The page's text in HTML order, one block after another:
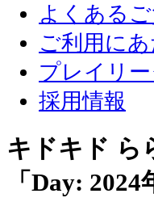
よくある
ご利用に
プレイリ
採用情報
キドキド
「Day: 2024